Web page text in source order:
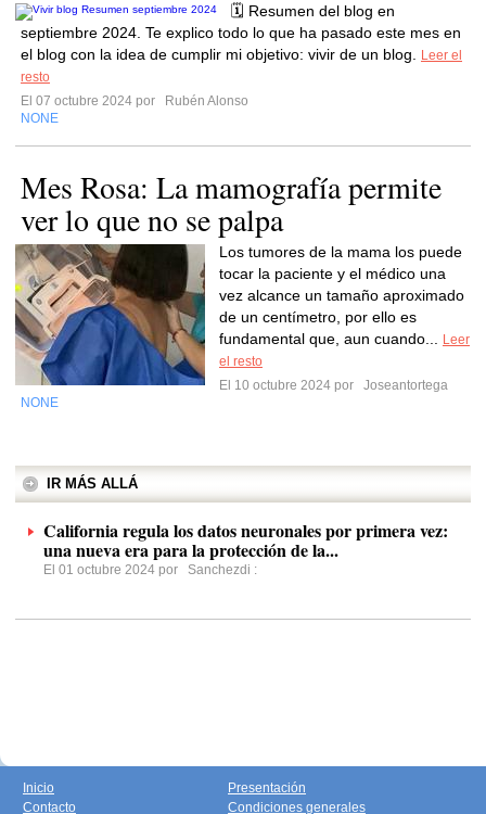
🗓️ Resumen del blog en
septiembre 2024. Te explico todo lo que ha pasado este mes en
el blog con la idea de cumplir mi objetivo: vivir de un blog.
Leer el
resto
El 07 octubre 2024 por
Rubén Alonso
NONE
Mes Rosa: La mamografía permite
ver lo que no se palpa
Los tumores de la mama los puede
tocar la paciente y el médico una
vez alcance un tamaño aproximado
de un centímetro, por ello es
fundamental que, aun cuando...
Leer
el resto
El 10 octubre 2024 por
Joseantortega
NONE
IR MÁS ALLÁ
California regula los datos neuronales por primera vez:
una nueva era para la protección de la...
El 01 octubre 2024 por Sanchezdi :
Inicio
Contacto
Presentación
Condiciones generales